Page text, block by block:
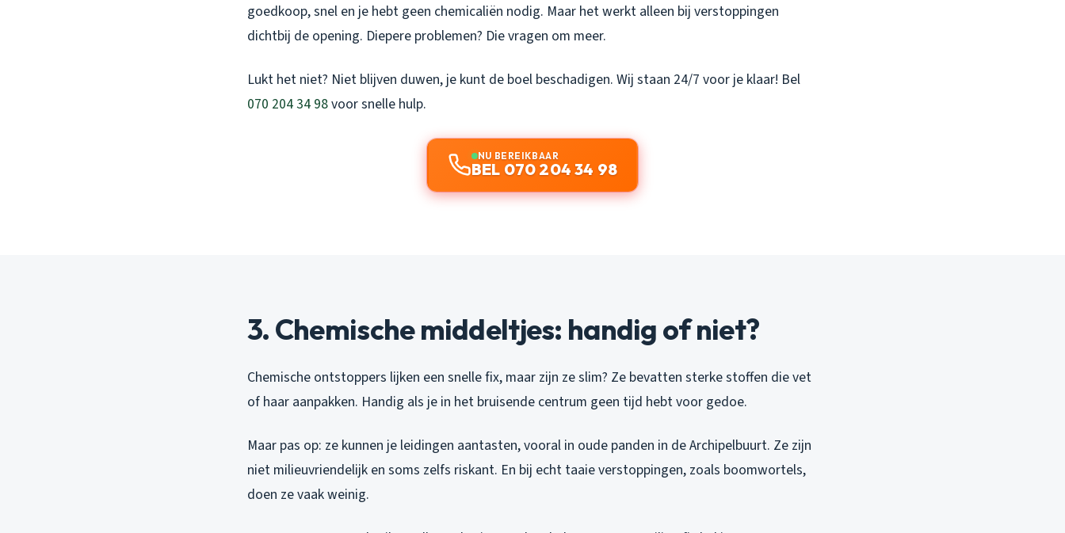
goedkoop, snel en je hebt geen chemicaliën nodig. Maar het werkt alleen bij verstoppingen
dichtbij de opening. Diepere problemen? Die vragen om meer.
Lukt het niet? Niet blijven duwen, je kunt de boel beschadigen. Wij staan 24/7 voor je klaar! Bel
070 204 34 98voor snelle hulp.
NU BEREIKBAAR
BEL 070 204 34 98
3. Chemische middeltjes: handig of niet?
Chemische ontstoppers lijken een snelle fix, maar zijn ze slim? Ze bevatten sterke stoffen die vet
of haar aanpakken. Handig als je in het bruisende centrum geen tijd hebt voor gedoe.
Maar pas op: ze kunnen je leidingen aantasten, vooral in oude panden in de Archipelbuurt. Ze zijn
niet milieuvriendelijk en soms zelfs riskant. En bij echt taaie verstoppingen, zoals boomwortels,
doen ze vaak weinig.